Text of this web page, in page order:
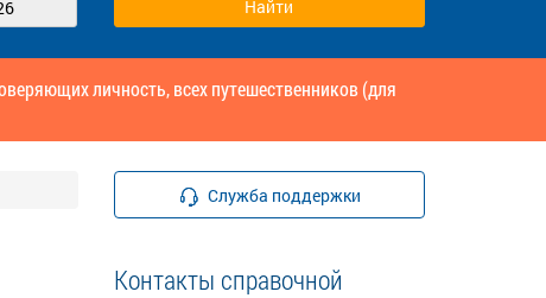
личность, всех путешественников (для
Служба поддержки
Контакты справочной